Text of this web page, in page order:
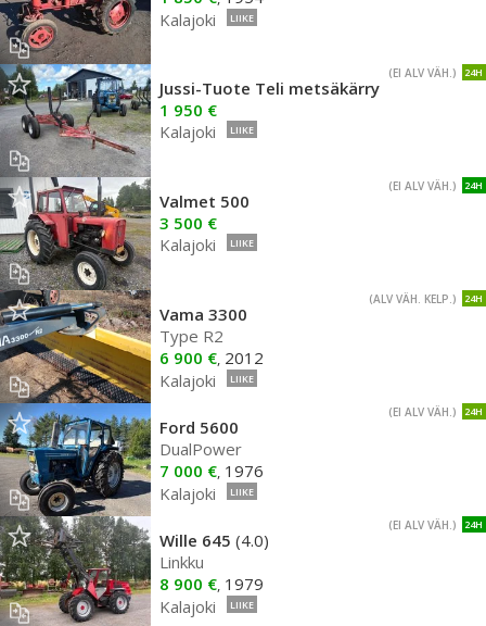
Kalajoki
LIIKE
24H
(EI ALV VÄH.)
Jussi-Tuote Teli metsäkärry
1 950 €
Kalajoki
LIIKE
24H
(EI ALV VÄH.)
Valmet 500
3 500 €
Kalajoki
LIIKE
24H
(ALV VÄH. KELP.)
Vama 3300
Type R2
6 900 €, 2012
Kalajoki
LIIKE
24H
(EI ALV VÄH.)
Ford 5600
DualPower
7 000 €, 1976
Kalajoki
LIIKE
24H
(EI ALV VÄH.)
Wille 645 (4.0)
Linkku
8 900 €, 1979
Kalajoki
LIIKE